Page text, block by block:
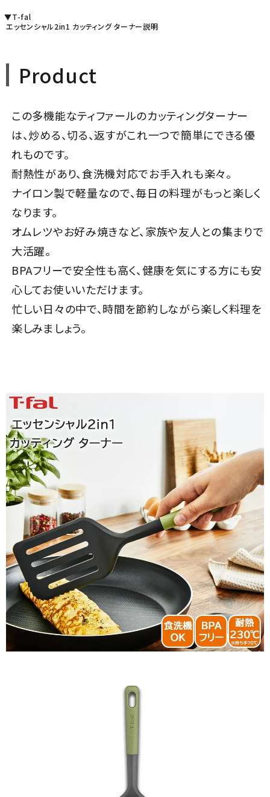
▼T-fal
エッセンシャル2in1 カッティング ターナー説明
Product
この多機能なティファールのカッティングターナー
は、炒める、切る、返すがこれ一つで簡単にできる優
れものです。
耐熱性があり、食洗機対応でお手入れも楽々。
ナイロン製で軽量なので、毎日の料理がもっと楽しく
なります。
オムレツやお好み焼きなど、家族や友人との集まりで
大活躍。
BPAフリーで安全性も高く、健康を気にする方にも安
心してお使いいただけます。
忙しい日々の中で、時間を節約しながら楽しく料理を
楽しみましょう。